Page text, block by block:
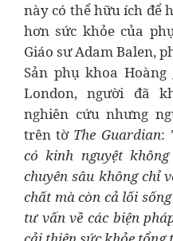
này có thể hữu ích để
hơn sức khỏe của
Giáo sư Adam Balen,
Sản phụ khoa
London, người đã
nghiên cứu nhưng
trên tờ The Guardian:
có kinh nguyệt
chuyên sâu không chỉ
chất mà còn cả lối
tư vấn về các biện